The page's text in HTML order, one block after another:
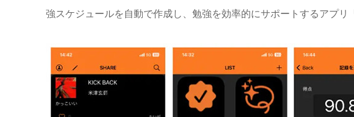
強スケジュールを自動で作成し、勉強を効率的にサポートするアプリ